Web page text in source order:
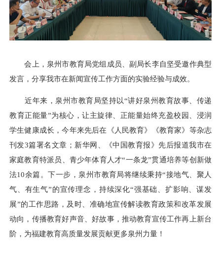
会上，泉州市教育局党组成员、副局长李自坚受邀作典型
发言，分享我市在新闻宣传工作方面的实验经验与成效。
近年来，泉州市教育局坚持以“讲好泉州教育故事、传递
教育正能量”为核心，让主旋律、正能量始终充盈校园、浸润
学生健康成长，今年来先后在《人民教育》《教育家》等杂志
刊发3篇署名文章；新华网、《中国教育报》先后报道我市在
家庭教育特派员、青少年体育人才“一条龙”贯通培养等创新做
法10余篇。下一步，泉州市教育局将继续秉持“接地气、聚人
气、有生气”的宣传理念，持续深化“强基础、扩影响、谋发
展”的工作思路，及时、准确地宣传解读教育政策和改革发展
动向，传播教育好声音、好故事，推动教育宣传工作再上新台
阶，为福建教育高质量发展贡献更多泉州力量！